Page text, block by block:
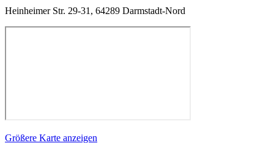
Heinheimer Str. 29-31, 64289 Darmstadt-Nord
Größere Karte anzeigen